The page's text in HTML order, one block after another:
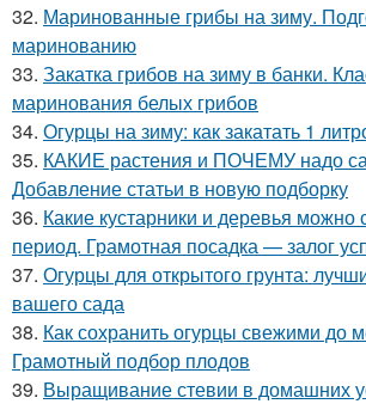
32. Маринованные грибы на зиму.
маринованию
33. Закатка грибов на зиму в банки.
маринования белых грибов
34. Огурцы на зиму: как закатать 1
35. КАКИЕ растения и ПОЧЕМУ надо
Добавление статьи в новую подборку
36. Какие кустарники и деревья можно
период. Грамотная посадка — залог
37. Огурцы для открытого грунта:
вашего сада
38. Как сохранить огурцы свежими до
Грамотный подбор плодов
39. Выращивание стевии в домашних